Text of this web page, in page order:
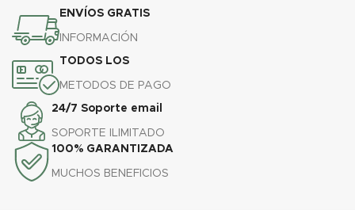
ENVÍOS GRATIS
INFORMACIÓN
TODOS LOS
METODOS DE PAGO
24/7 Soporte email
SOPORTE ILIMITADO
100% GARANTIZADA
MUCHOS BENEFICIOS